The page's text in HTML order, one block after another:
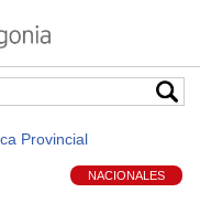
Provincial
NACIONALES